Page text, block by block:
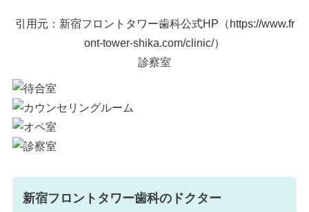
引用元：新宿フロントタワー歯科公式HP（https://www.fr
ont-tower-shika.com/clinic/）
診察室
新宿フロントタワー歯科のドクター